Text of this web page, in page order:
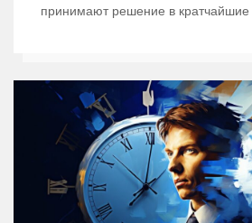
принимают решение в кратчайшие